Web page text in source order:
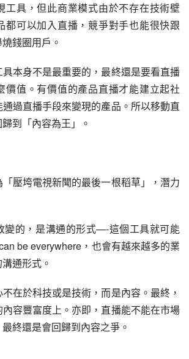
工具，但此商業模式由於不存在技術壁
都可以加入直播，競爭對手也能很快跟
錢圈用戶。
本身不是最重要的，最終還是要看直播
價值。有價值的產品直播才能建立起社
過直播手段來變現的產品。所以移動直
到「內容為王」。
壓垮電視新聞的最後一根稻草」，潛力
變的，是溝通的形式—-這個工具就可能
be everywhere，也會有越來越多的業
通形式。
在於科技或是技術，而是內容。最終，
容豐富度上。亦即，直播能不能在市場
終還是會回歸到內容之爭。